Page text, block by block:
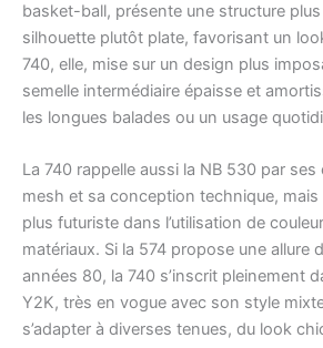
basket-ball, présente une structure
silhouette plutôt plate, favorisant un
740, elle, mise sur un design plus
semelle intermédiaire épaisse et
les longues balades ou un usage
La 740 rappelle aussi la NB 530 par
mesh et sa conception technique,
plus futuriste dans l’utilisation de
matériaux. Si la 574 propose une allure
années 80, la 740 s’inscrit pleinement
Y2K, très en vogue avec son style
s’adapter à diverses tenues, du look